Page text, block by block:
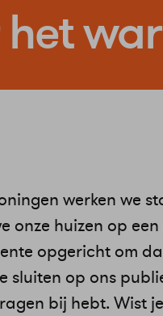
het
werken we
onze huizen op
opgericht om
sluiten op ons
bij hebt. Wist